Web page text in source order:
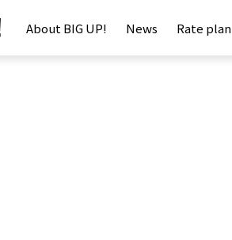
About BIG UP! News Rate plan